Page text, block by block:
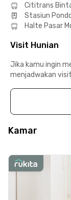
Cititrans
Stasiun
Halte Pasar
Visit Hunian
Jika kamu ingin
menjadwakan
Kamar